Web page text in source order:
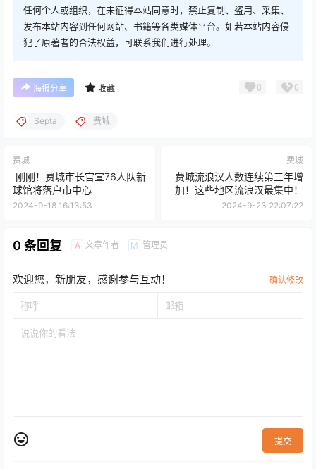
任何个人或组织，在未征得本站同意时，禁止复制、盗用、采集、
发布本站内容到任何网站、书籍等各类媒体平台。如若本站内容侵
犯了原著者的合法权益，可联系我们进行处理。
海报分享 收藏 0 0
Septa 费城
费城
刚刚！费城市长官宣76人队新
球馆将落户市中心
2024-9-18 16:13:53
费城
费城流浪汉人数连续第三年增
加！这些地区流浪汉最集中！
2024-9-23 22:07:22
0 条回复 A 文章作者 M 管理员
欢迎您，新朋友，感谢参与互动！ 确认修改
提交